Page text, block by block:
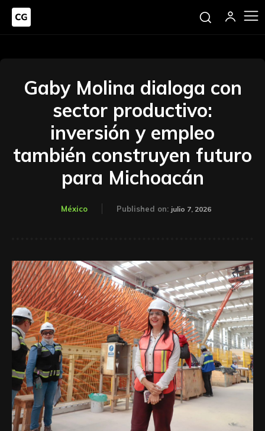
Gaby Molina dialoga con
sector productivo:
inversión y empleo
también construyen futuro
para Michoacán
México Published on: julio 7, 2026